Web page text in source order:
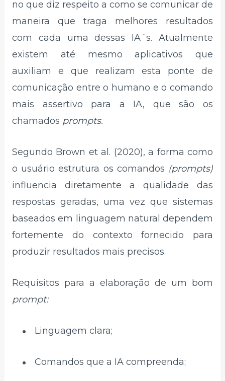
no que diz respeito a como se comunicar de
maneira que traga melhores resultados
com cada uma dessas IA´s. Atualmente
existem até mesmo aplicativos que
auxiliam e que realizam esta ponte de
comunicação entre o humano e o comando
mais assertivo para a IA, que são os
chamados prompts.
Segundo Brown et al. (2020), a forma como
o usuário estrutura os comandos (prompts)
influencia diretamente a qualidade das
respostas geradas, uma vez que sistemas
baseados em linguagem natural dependem
fortemente do contexto fornecido para
produzir resultados mais precisos.
Requisitos para a elaboração de um bom
prompt:
Linguagem clara;
Comandos que a IA compreenda;